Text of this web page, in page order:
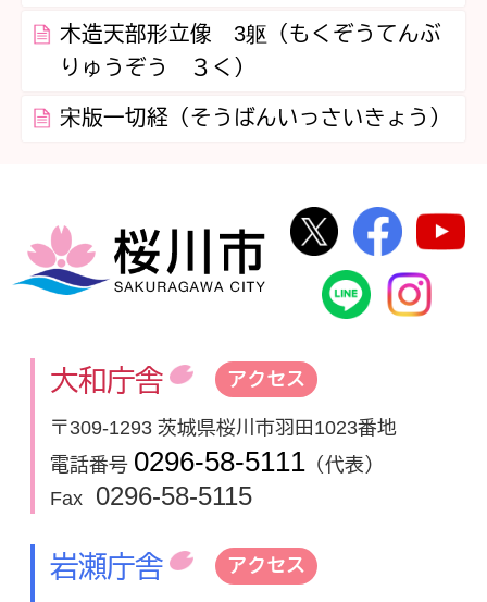
木造天部形立像 3躯（もくぞうてんぶ
りゅうぞう ３く）
宋版一切経（そうばんいっさいきょう）
桜川市
桜川市公式
桜川
桜川市公
大和庁舎 アクセス
〒309-1293 茨城県桜川市羽田1023番地
電話番号 0296-58-5111 （代表）
Fax
0296-58-5115
岩瀬庁舎 アクセス